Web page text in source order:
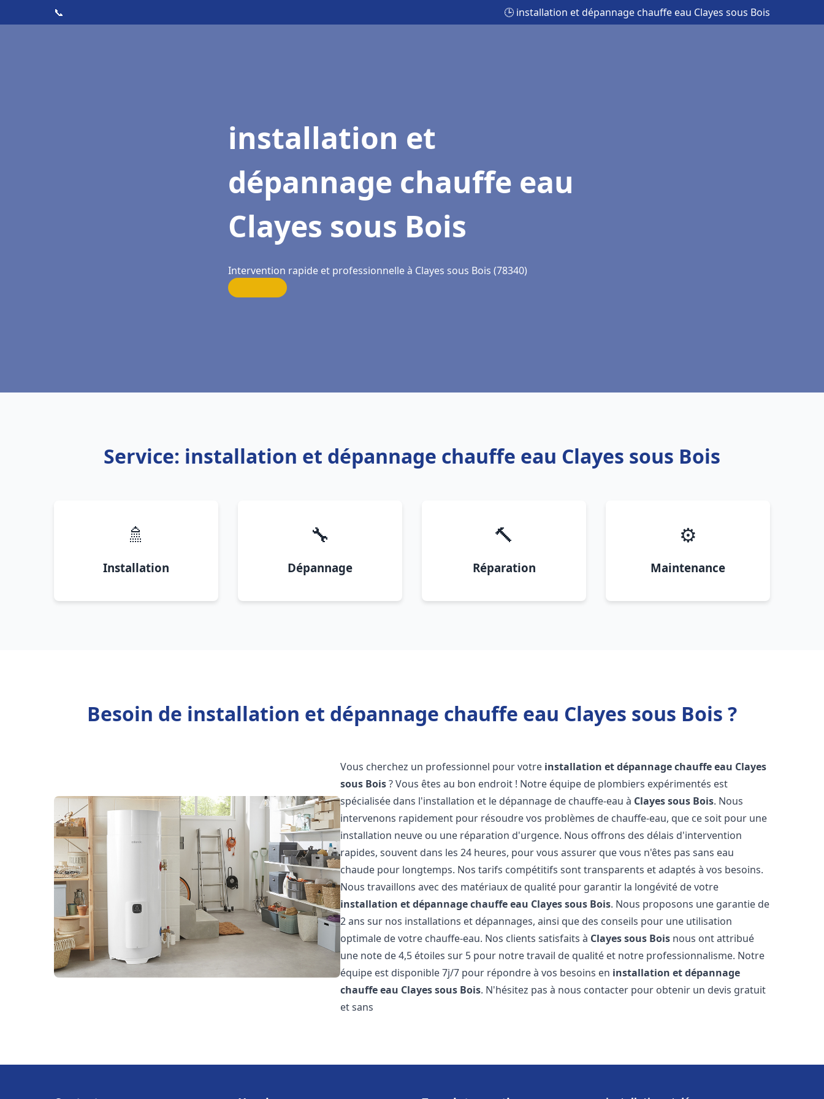
📞 🕒 installation et dépannage chauffe eau Clayes sous Bois
installation et
dépannage chauffe eau
Clayes sous Bois
Intervention rapide et professionnelle à Clayes sous Bois (78340)
Service: installation et dépannage chauffe eau Clayes sous Bois
🚿
Installation
🔧
Dépannage
🔨
Réparation
⚙️
Maintenance
Besoin de installation et dépannage chauffe eau Clayes sous Bois ?
Vous cherchez un professionnel pour votre installation et dépannage chauffe eau Clayes
sous Bois? Vous êtes au bon endroit ! Notre équipe de plombiers expérimentés est
spécialisée dans l'installation et le dépannage de chauffe-eau à Clayes sous Bois. Nous
intervenons rapidement pour résoudre vos problèmes de chauffe-eau, que ce soit pour une
installation neuve ou une réparation d'urgence. Nous offrons des délais d'intervention
rapides, souvent dans les 24 heures, pour vous assurer que vous n'êtes pas sans eau
chaude pour longtemps. Nos tarifs compétitifs sont transparents et adaptés à vos besoins.
Nous travaillons avec des matériaux de qualité pour garantir la longévité de votre
installation et dépannage chauffe eau Clayes sous Bois. Nous proposons une garantie de
2 ans sur nos installations et dépannages, ainsi que des conseils pour une utilisation
optimale de votre chauffe-eau. Nos clients satisfaits à Clayes sous Bois nous ont attribué
une note de 4,5 étoiles sur 5 pour notre travail de qualité et notre professionnalisme. Notre
équipe est disponible 7j/7 pour répondre à vos besoins en installation et dépannage
chauffe eau Clayes sous Bois. N'hésitez pas à nous contacter pour obtenir un devis gratuit
et sans